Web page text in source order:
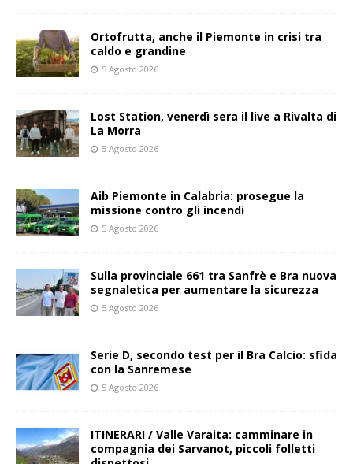
Ortofrutta, anche il Piemonte in crisi tra
caldo e grandine
5 Agosto 2026
Lost Station, venerdì sera il live a Rivalta di
La Morra
5 Agosto 2026
Aib Piemonte in Calabria: prosegue la
missione contro gli incendi
5 Agosto 2026
Sulla provinciale 661 tra Sanfrè e Bra nuova
segnaletica per aumentare la sicurezza
5 Agosto 2026
Serie D, secondo test per il Bra Calcio: sfida
con la Sanremese
5 Agosto 2026
ITINERARI / Valle Varaita: camminare in
compagnia dei Sarvanot, piccoli folletti